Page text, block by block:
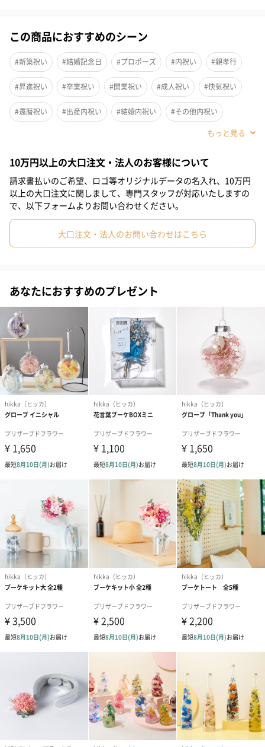
美しさが長く続くドライフラワーとプリザーブドフラワーを、ミ
ニサイズのブーケにしてぎゅっと詰め込んだオーナメントです。
花のブーケがまるで水中で浮遊しているような、季節を問わず飾
ることができる新感覚のインテリアです。クリスマスのオーナメ
ントからインスピレーションを受け、ハーバリウムともスワッグ
とも違う雰囲気が魅力です。
世界に一つだけのデザイン
hikkaのアイテムは手作業でひとつひとつアレンジしており、ひと
つとして同じものがありません。1点物の商品としてお楽しみくだ
さい。サイズもスペースを取らないコンパクトなサイズなので、
デスクの片隅やドア、窓辺などさりげなくお部屋のアクセントと
性別を問わず楽しめるインテリア
あらゆるギフトシーンに最適で、年齢や性別を問わず幅広い世代
に好評をいただいておりますが、特に20～30代の女性に人気で
す。お手入れが要らないので、忙しいけど癒しを求める方のイン
テリアとしておすすめです。
選べるカラーは3種類
YELLOW
PINKGREEN
・商品に付属する注意書きをご熟読の上、ご利用下さい。
・使用しているお花には個体差がございます。また、1点1点手作
りしておりますので、花材の配置も若干異なります。あらかじめ
・本品は観賞用であり食品ではございません。誤飲等を防ぐた
め、お子様やペットの手の届かないところに保管して下さい。
・万が一飲んだ場合や皮膚や目に異常を感じた時は、すぐに医師
に相談し診察を受けて下さい。
この商品におすすめのシーン
#新築祝い #結婚記念日 #プロポーズ #内祝い #親孝行
#昇進祝い #卒業祝い #開業祝い #成人祝い #快気祝い
#還暦祝い #出産内祝い #結婚内祝い #その他内祝い
#米寿祝い
#クリスマス #結婚祝い #出産祝い #母の日 #お祝い
#お礼 #記念日 #パーティー #サプライズ #お中元
#誕生日 #ホワイトデー #敬老の日 #入学祝い
#引っ越し祝い #自分へのご褒美 #退職祝い #送別会
#姪 #娘 #姉 #妹 #女子大学生
#祖父
#20代前半 #20代後半 #30代 #40代 #60代
#70代 #80代 #90代
10万円以上の大口注文・法人のお客様について
請求書払いのご希望、ロゴ等オリジナルデータの名入れ、10万円
以上の大口注文に関しまして、専門スタッフが対応いたしますの
で、以下フォームよりお問い合わせください。
大口注文・法人のお問い合わせはこちら
あなたにおすすめのプレゼント